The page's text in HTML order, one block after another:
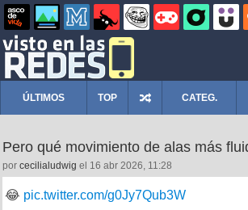
ÚLTIMOS TOP CATEG.
Pero qué movimiento de alas más
por cecilialudwig el 16 abr 2026, 11:28
😂 pic.twitter.com/g0Jy7Qub3W